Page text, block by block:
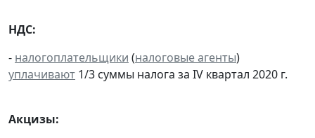
НДС:
- налогоплательщики (налоговые агенты)
уплачивают 1/3 суммы налога за IV квартал 2020 г.
Акцизы: